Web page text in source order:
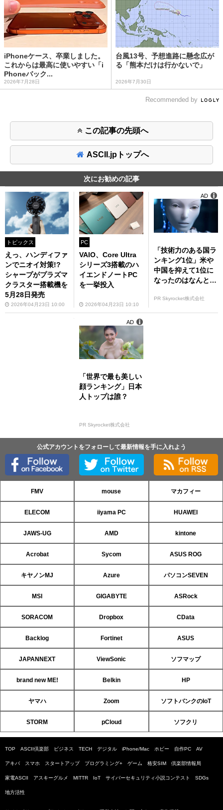
iPhoneケース、卒業しました。
これからは最高に使いやすい「i
Phoneバック...
2026年7月28日
台風13号、予想進路に懸念広が
る「熊本だけは行かないで」
2026年7月30日
Recommended by
この記事の先頭へ
ASCII.jpトップへ
次にお勧めの記事
トピックス
えっ、ハンディファ
ンでニオイ対策!?
シャープがプラズマ
クラスター搭載機を
5月28日発売
2026年04月23日 10:00
PC
VAIO、Core Ultra
シリーズ3搭載のハ
イエンドノートPC
を一挙投入
2026年04月23日 10:10
「技術力のある国ラ
ンキング1位」米や
中国を抑えて1位に
なったのはなんと…
PR Skyrocket株式会社
AD
「世界で最も美しい
顔ランキング」日本
人トップは誰？
PR Skyrocket株式会社
AD
公式アカウントをフォローして最新情報を手に入れよう
FMV mouse マカフィー
ELECOM iiyama PC HUAWEI
JAWS-UG AMD kintone
Acrobat Sycom ASUS ROG
キヤノンMJ Azure パソコンSEVEN
MSI GIGABYTE ASRock
SORACOM Dropbox CData
Backlog Fortinet ASUS
JAPANNEXT ViewSonic ソフマップ
brand new ME! Belkin HP
ヤマハ Zoom ソフトバンクのIoT
STORM pCloud ソフクリ
TOP ASCII倶楽部 ビジネス TECH デジタル iPhone/Mac ホビー 自作PC AV
アキバ スマホ スタートアップ プログラミング+ ゲーム 格安SIM 倶楽部情報局
家電ASCII アスキーグルメ MITTR IoT サイバーセキュリティ小説コンテスト SDGs
地方活性